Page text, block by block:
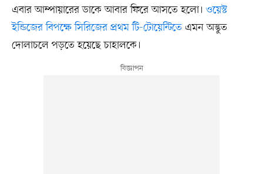
এবার আম্পায়ারের ডাকে আবার ফিরে আসতে হলো। ওয়েস্ট
ইন্ডিজের বিপক্ষে সিরিজের প্রথম টি-টোয়েন্টিতেএমন অদ্ভুত
দোলাচলে পড়তে হয়েছে চাহালকে।